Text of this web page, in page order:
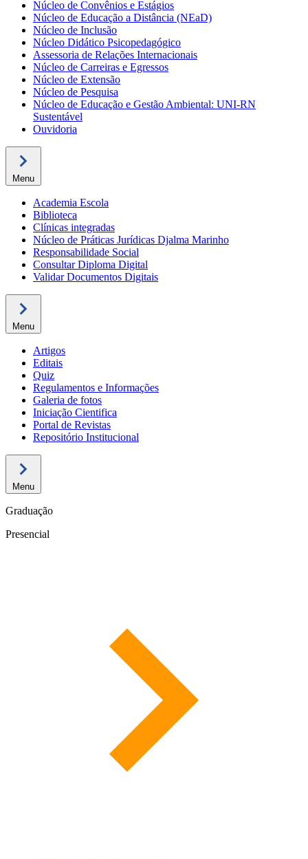
Núcleo de Convênios e Estágios
Núcleo de Educação a Distância (NEaD)
Núcleo de Inclusão
Núcleo Didático Psicopedagógico
Assessoria de Relações Internacionais
Núcleo de Carreiras e Egressos
Núcleo de Extensão
Núcleo de Pesquisa
Núcleo de Educação e Gestão Ambiental: UNI-RN
Sustentável
Ouvidoria
Menu
Academia Escola
Biblioteca
Clínicas integradas
Núcleo de Práticas Jurídicas Djalma Marinho
Responsabilidade Social
Consultar Diploma Digital
Validar Documentos Digitais
Menu
Artigos
Editais
Quiz
Regulamentos e Informações
Galeria de fotos
Iniciação Cientifica
Portal de Revistas
Repositório Institucional
Menu
Graduação
Presencial